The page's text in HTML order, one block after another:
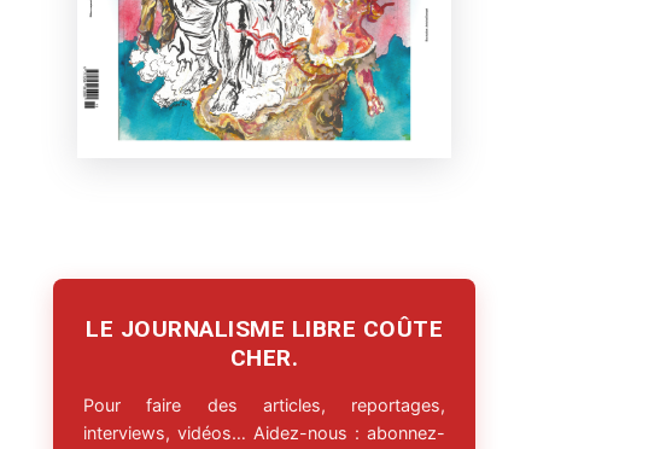
LE JOURNALISME LIBRE COÛTE
CHER.
Pour faire des articles, reportages,
interviews, vidéos… Aidez-nous : abonnez-